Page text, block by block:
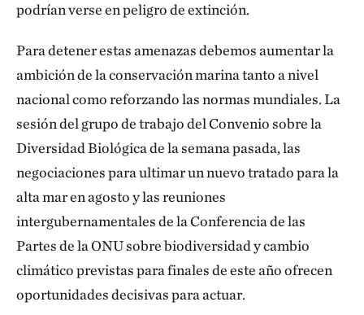
podrían verse en peligro de extinción.
Para detener estas amenazas debemos aumentar la
ambición de la conservación marina tanto a nivel
nacional como reforzando las normas mundiales. La
sesión del grupo de trabajo del Convenio sobre la
Diversidad Biológica de la semana pasada, las
negociaciones para ultimar un nuevo tratado para la
alta mar en agosto y las reuniones
intergubernamentales de la Conferencia de las
Partes de la ONU sobre biodiversidad y cambio
climático previstas para finales de este año ofrecen
oportunidades decisivas para actuar.